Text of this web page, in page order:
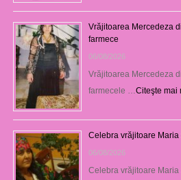
Vrăjitoarea Mercedeza
farmece
06/08/2026
Vrăjitoarea Mercedeza
farmecele … Citeşte mai
Celebra vrăjitoare Maria
06/08/2026
Celebra vrăjitoare